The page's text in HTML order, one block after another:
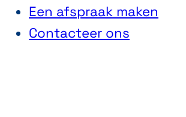
Een afspraak maken
Contacteer ons